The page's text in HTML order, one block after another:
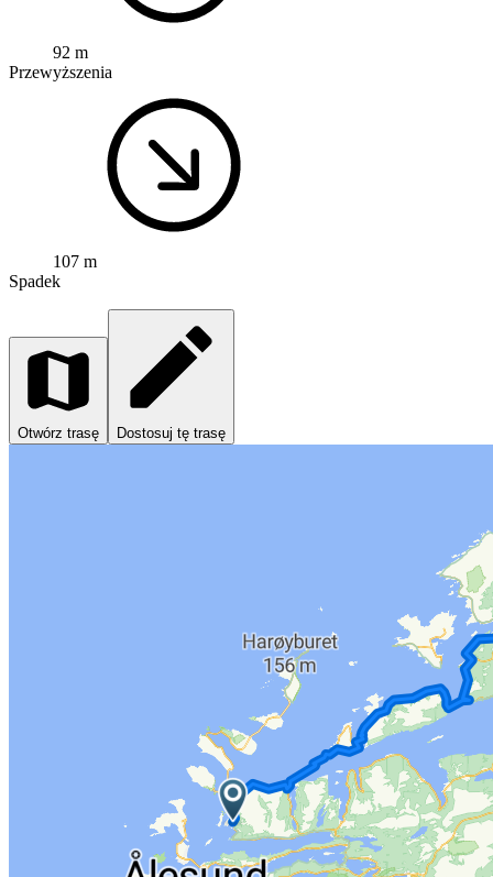
92 m
Przewyższenia
107 m
Spadek
Otwórz trasę Dostosuj tę trasę